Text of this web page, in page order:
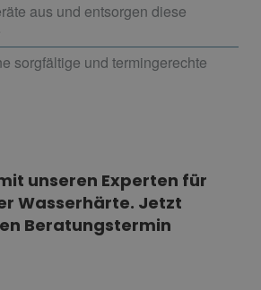
aus und entsorgen diese
sorgfältige und termingerechte
unseren Experten für
Wasserhärte. Jetzt
Beratungstermin